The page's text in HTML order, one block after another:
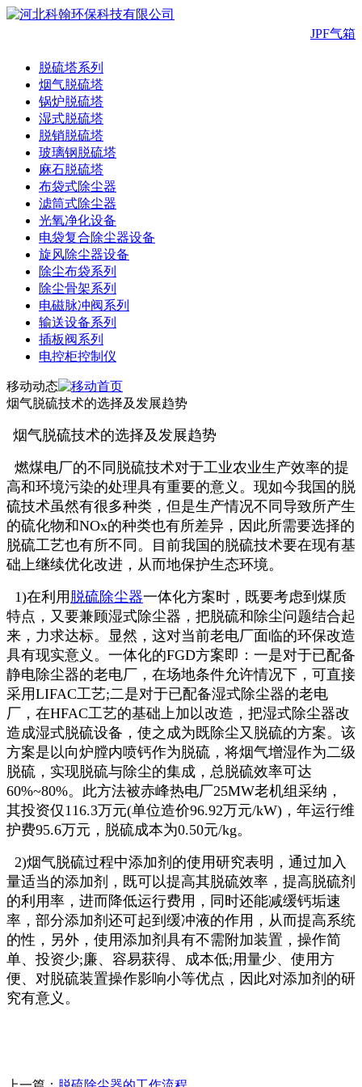
JPF气箱
脱硫塔系列
烟气脱硫塔
锅炉脱硫塔
湿式脱硫塔
脱销脱硫塔
玻璃钢脱硫塔
麻石脱硫塔
布袋式除尘器
滤筒式除尘器
光氧净化设备
电袋复合除尘器设备
旋风除尘器设备
除尘布袋系列
除尘骨架系列
电磁脉冲阀系列
输送设备系列
插板阀系列
电控柜控制仪
移动动态
烟气脱硫技术的选择及发展趋势
烟气脱硫技术的选择及发展趋势
燃煤电厂的不同脱硫技术对于工业农业生产效率的提
高和环境污染的处理具有重要的意义。现如今我国的脱
硫技术虽然有很多种类，但是生产情况不同导致所产生
的硫化物和NOx的种类也有所差异，因此所需要选择的
脱硫工艺也有所不同。目前我国的脱硫技术要在现有基
础上继续优化改进，从而地保护生态环境。
1)在利用 脱硫除尘器一体化方案时，既要考虑到煤质
特点，又要兼顾湿式除尘器，把脱硫和除尘问题结合起
来，力求达标。显然，这对当前老电厂面临的环保改造
具有现实意义。一体化的FGD方案即：一是对于已配备
静电除尘器的老电厂，在场地条件允许情况下，可直接
采用LIFAC工艺;二是对于已配备湿式除尘器的老电
厂，在HFAC工艺的基础上加以改造，把湿式除尘器改
造成湿式脱硫设备，使之成为既除尘又脱硫的方案。该
方案是以向炉膛内喷钙作为脱硫，将烟气增湿作为二级
脱硫，实现脱硫与除尘的集成，总脱硫效率可达
60%~80%。此方法被赤峰热电厂25MW老机组采纳，
其投资仅116.3万元(单位造价96.92万元/kW)，年运行维
护费95.6万元，脱硫成本为0.50元/kg。
2)烟气脱硫过程中添加剂的使用研究表明，通过加入
量适当的添加剂，既可以提高其脱硫效率，提高脱硫剂
的利用率，进而降低运行费用，同时还能减缓钙垢速
率，部分添加剂还可起到缓冲液的作用，从而提高系统
的性，另外，使用添加剂具有不需附加装置，操作简
单、投资少;廉、容易获得、成本低;用量少、使用方
便、对脱硫装置操作影响小等优点，因此对添加剂的研
究有意义。